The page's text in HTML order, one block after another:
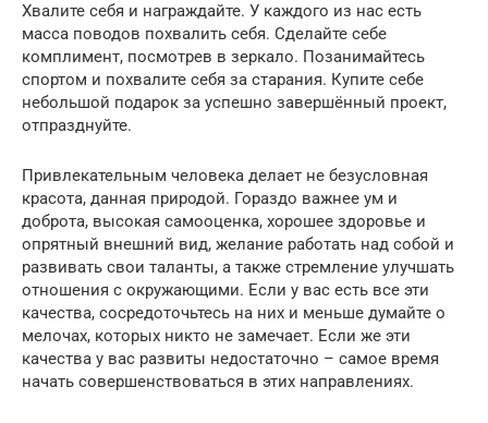
Хвалите себя и награждайте. У каждого из нас есть
масса поводов похвалить себя. Сделайте себе
комплимент, посмотрев в зеркало. Позанимайтесь
спортом и похвалите себя за старания. Купите себе
небольшой подарок за успешно завершённый проект,
отпразднуйте.
Привлекательным человека делает не безусловная
красота, данная природой. Гораздо важнее ум и
доброта, высокая самооценка, хорошее здоровье и
опрятный внешний вид, желание работать над собой и
развивать свои таланты, а также стремление улучшать
отношения с окружающими. Если у вас есть все эти
качества, сосредоточьтесь на них и меньше думайте о
мелочах, которых никто не замечает. Если же эти
качества у вас развиты недостаточно – самое время
начать совершенствоваться в этих направлениях.